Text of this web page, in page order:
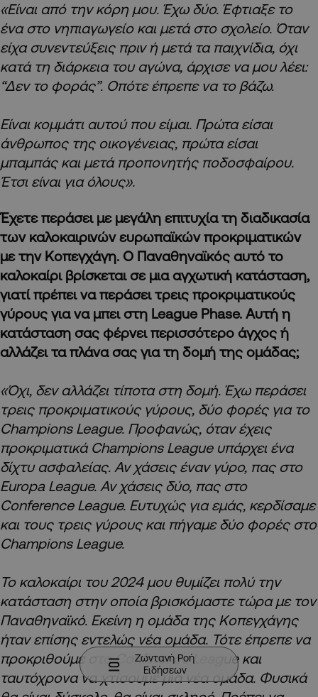
«Είναι από την κόρη μου. Έχω δύο. Έφτιαξε το
ένα στο νηπιαγωγείο και μετά στο σχολείο. Όταν
είχα συνεντεύξεις πριν ή μετά τα παιχνίδια, όχι
κατά τη διάρκεια του αγώνα, άρχισε να μου λέει:
“Δεν το φοράς”. Οπότε έπρεπε να το βάζω.
Είναι κομμάτι αυτού που είμαι. Πρώτα είσαι
άνθρωπος της οικογένειας, πρώτα είσαι
μπαμπάς και μετά προπονητής ποδοσφαίρου.
Έτσι είναι για όλους».
Έχετε περάσει με μεγάλη επιτυχία τη διαδικασία
των καλοκαιρινών ευρωπαϊκών προκριματικών
με την Κοπεγχάγη. Ο Παναθηναϊκός αυτό το
καλοκαίρι βρίσκεται σε μια αγχωτική κατάσταση,
γιατί πρέπει να περάσει τρεις προκριματικούς
γύρους για να μπει στη League Phase. Αυτή η
κατάσταση σας φέρνει περισσότερο άγχος ή
αλλάζει τα πλάνα σας για τη δομή της ομάδας;
«Όχι, δεν αλλάζει τίποτα στη δομή. Έχω περάσει
τρεις προκριματικούς γύρους, δύο φορές για το
Champions League. Προφανώς, όταν έχεις
προκριματικά Champions League υπάρχει ένα
δίχτυ ασφαλείας. Αν χάσεις έναν γύρο, πας στο
Europa League. Αν χάσεις δύο, πας στο
Conference League. Ευτυχώς για εμάς, κερδίσαμε
και τους τρεις γύρους και πήγαμε δύο φορές στο
Champions League.
Το καλοκαίρι του 2024 μου θυμίζει πολύ την
κατάσταση στην οποία βρισκόμαστε τώρα με τον
Παναθηναϊκό. Εκείνη η ομάδα της Κοπεγχάγης
ήταν επίσης εντελώς νέα ομάδα. Τότε έπρεπε να
προκριθούμε στο Conference League και
ταυτόχρονα να χτίσουμε μια νέα ομάδα. Φυσικά
Ζωντανή Ροή
Ειδήσεων